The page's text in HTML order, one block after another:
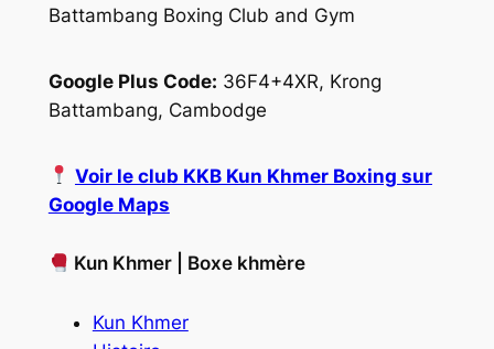
Battambang Boxing Club and Gym
Google Plus Code: 36F4+4XR, Krong
Battambang, Cambodge
Voir le club KKB Kun Khmer Boxing sur
Google Maps
Kun Khmer | Boxe khmère
Kun Khmer